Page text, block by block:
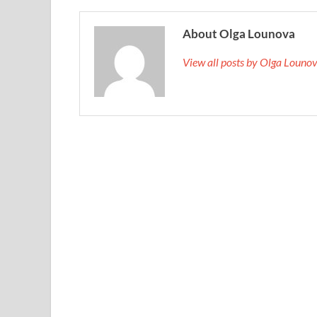
About Olga Lounova
View all posts by Olga